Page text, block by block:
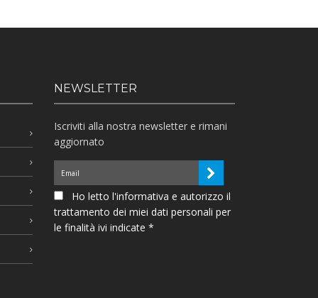
NEWSLETTER
Iscriviti alla nostra newsletter e rimani
aggiornato
Ho letto l'informativa e autorizzo il
trattamento dei miei dati personali per
le finalità ivi indicate *